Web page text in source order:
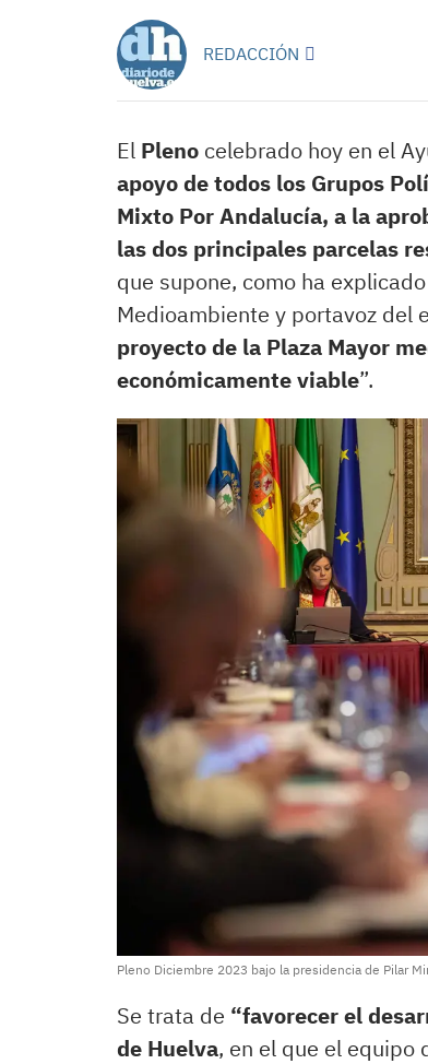
REDACCIÓN
El Pleno celebrado hoy en el
apoyo de todos los Grupos
Mixto Por Andalucía, a la
las dos principales parcelas
que supone, como ha
Medioambiente y portavoz del
proyecto de la Plaza Mayor
económicamente viable”.
Pleno Diciembre 2023 bajo la presidencia de Pilar
Se trata de “favorecer el
de Huelva, en el que el equipo